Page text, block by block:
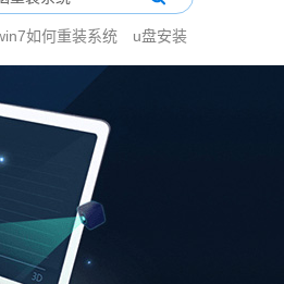
如何重装系统 u盘安装